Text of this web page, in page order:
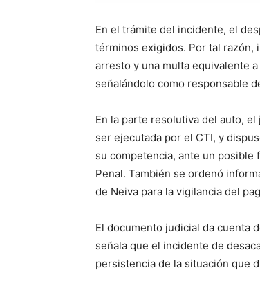
En el trámite del incidente, el
términos exigidos. Por tal razón,
arresto y una multa equivalente
señalándolo como responsable
En la parte resolutiva del auto,
ser ejecutada por el CTI, y
su competencia, ante un
Penal. También se ordenó
de Neiva para la vigilancia del
El documento judicial da cuenta
señala que el incidente de
persistencia de la situación que